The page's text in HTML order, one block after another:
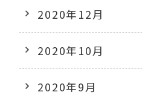
2020年12月
2020年10月
2020年9月